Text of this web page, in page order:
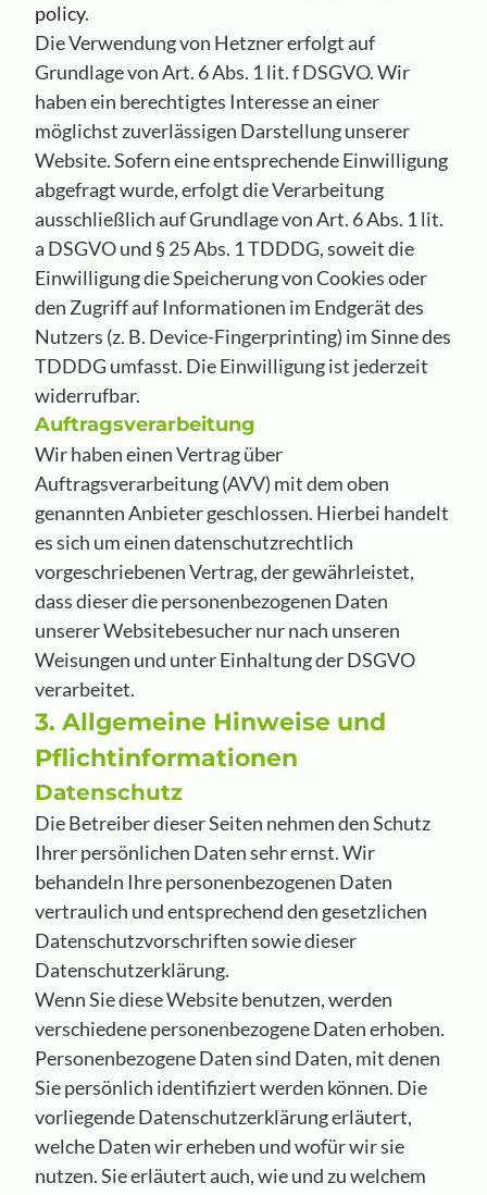
policy.
Die Verwendung von Hetzner erfolgt auf
Grundlage von Art. 6 Abs. 1 lit. f DSGVO. Wir
haben ein berechtigtes Interesse an einer
möglichst zuverlässigen Darstellung unserer
Website. Sofern eine entsprechende Einwilligung
abgefragt wurde, erfolgt die Verarbeitung
ausschließlich auf Grundlage von Art. 6 Abs. 1 lit.
a DSGVO und § 25 Abs. 1 TDDDG, soweit die
Einwilligung die Speicherung von Cookies oder
den Zugriff auf Informationen im Endgerät des
Nutzers (z. B. Device-Fingerprinting) im Sinne des
TDDDG umfasst. Die Einwilligung ist jederzeit
widerrufbar.
Auftragsverarbeitung
Wir haben einen Vertrag über
Auftragsverarbeitung (AVV) mit dem oben
genannten Anbieter geschlossen. Hierbei handelt
es sich um einen datenschutzrechtlich
vorgeschriebenen Vertrag, der gewährleistet,
dass dieser die personenbezogenen Daten
unserer Websitebesucher nur nach unseren
Weisungen und unter Einhaltung der DSGVO
verarbeitet.
3. Allgemeine Hinweise und
Pflichtinformationen
Datenschutz
Die Betreiber dieser Seiten nehmen den Schutz
Ihrer persönlichen Daten sehr ernst. Wir
behandeln Ihre personenbezogenen Daten
vertraulich und entsprechend den gesetzlichen
Datenschutzvorschriften sowie dieser
Datenschutzerklärung.
Wenn Sie diese Website benutzen, werden
verschiedene personenbezogene Daten erhoben.
Personenbezogene Daten sind Daten, mit denen
Sie persönlich identifiziert werden können. Die
vorliegende Datenschutzerklärung erläutert,
welche Daten wir erheben und wofür wir sie
nutzen. Sie erläutert auch, wie und zu welchem